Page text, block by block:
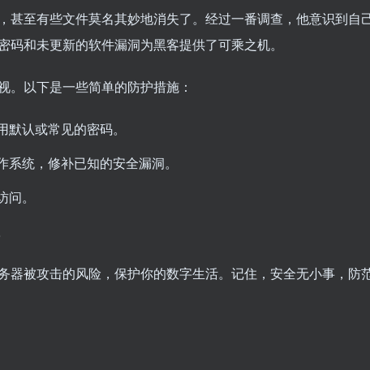
甚至有些文件莫名其妙地消失了。经过一番调查，他意识到自
和未更新的软件漏洞为黑客提供了可乘之机。
以下是一些简单的防护措施：
认或常见的密码。
统，修补已知的安全漏洞。
。
器被攻击的风险，保护你的数字生活。记住，安全无小事，防